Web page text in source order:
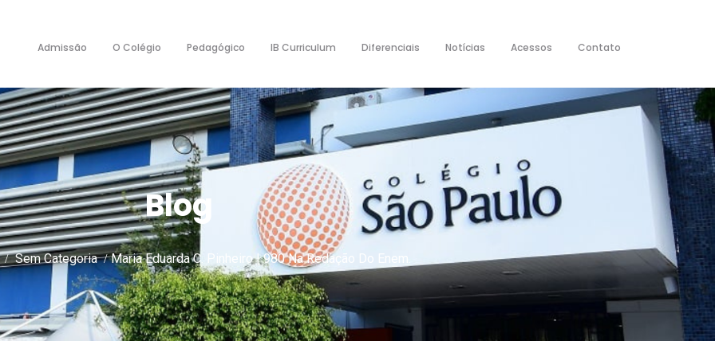
Admissão O Colégio Pedagógico IB Curriculum Diferenciais Notícias Acessos Contato
Blog
Sem Categoria Maria Eduarda C. Pinheiro | 980 Na Redação Do Enem.